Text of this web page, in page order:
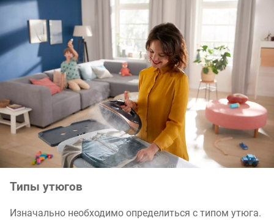
Типы утюгов
Изначально необходимо определиться с типом утюга.